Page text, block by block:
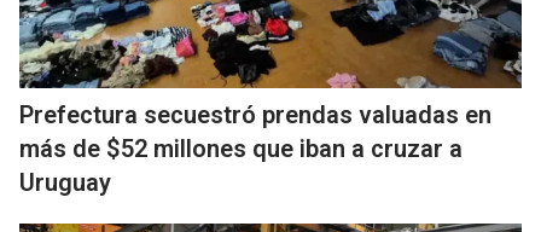
Prefectura secuestró prendas valuadas en
más de $52 millones que iban a cruzar a
Uruguay